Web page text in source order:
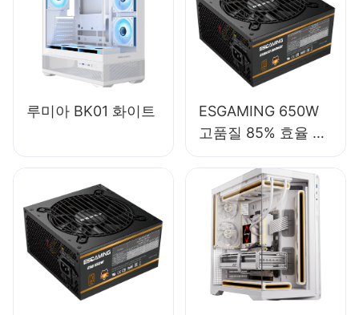
루미아 BK01 화이트
ESGAMING 650W
고품질 85% 효율 풀
모듈 80+ 브론즈 데
스크탑 PC 파워 서플
라이 ESB650W